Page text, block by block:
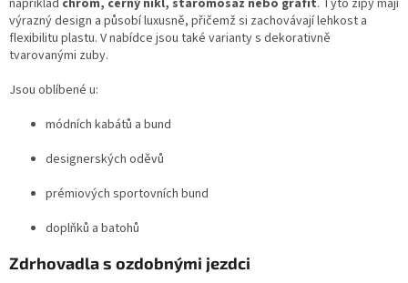
výrazný design a působí luxusně, přičemž si zachovávají lehkost a
flexibilitu plastu. V nabídce jsou také varianty s dekorativně
tvarovanými zuby.
Jsou oblíbené u:
módních kabátů a bund
designerských oděvů
prémiových sportovních bund
doplňků a batohů
Zdrhovadla s ozdobnými jezdci